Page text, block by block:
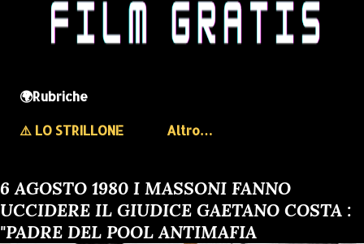
🌍Rubriche
⚠️ LO STRILLONE
Altro…
6 AGOSTO 1980 I MASSONI FANNO
UCCIDERE IL GIUDICE GAETANO COSTA :
"PADRE DEL POOL ANTIMAFIA